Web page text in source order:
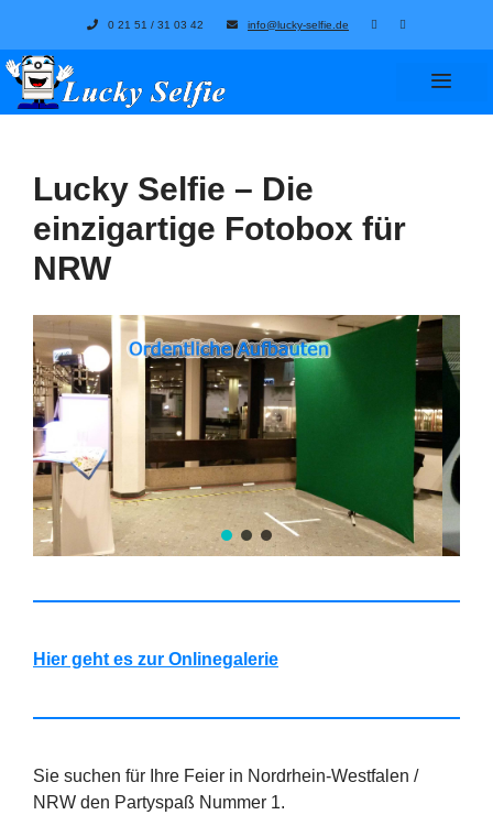
springen
0 21 51 / 31 03 42 info@lucky-selfie.de
Menü
Lucky Selfie – Die
einzigartige Fotobox für
NRW
Hier geht es zur Onlinegalerie
Sie suchen für Ihre Feier in Nordrhein-Westfalen /
NRW den Partyspaß Nummer 1.